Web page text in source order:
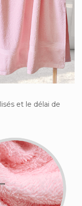
et le délai de